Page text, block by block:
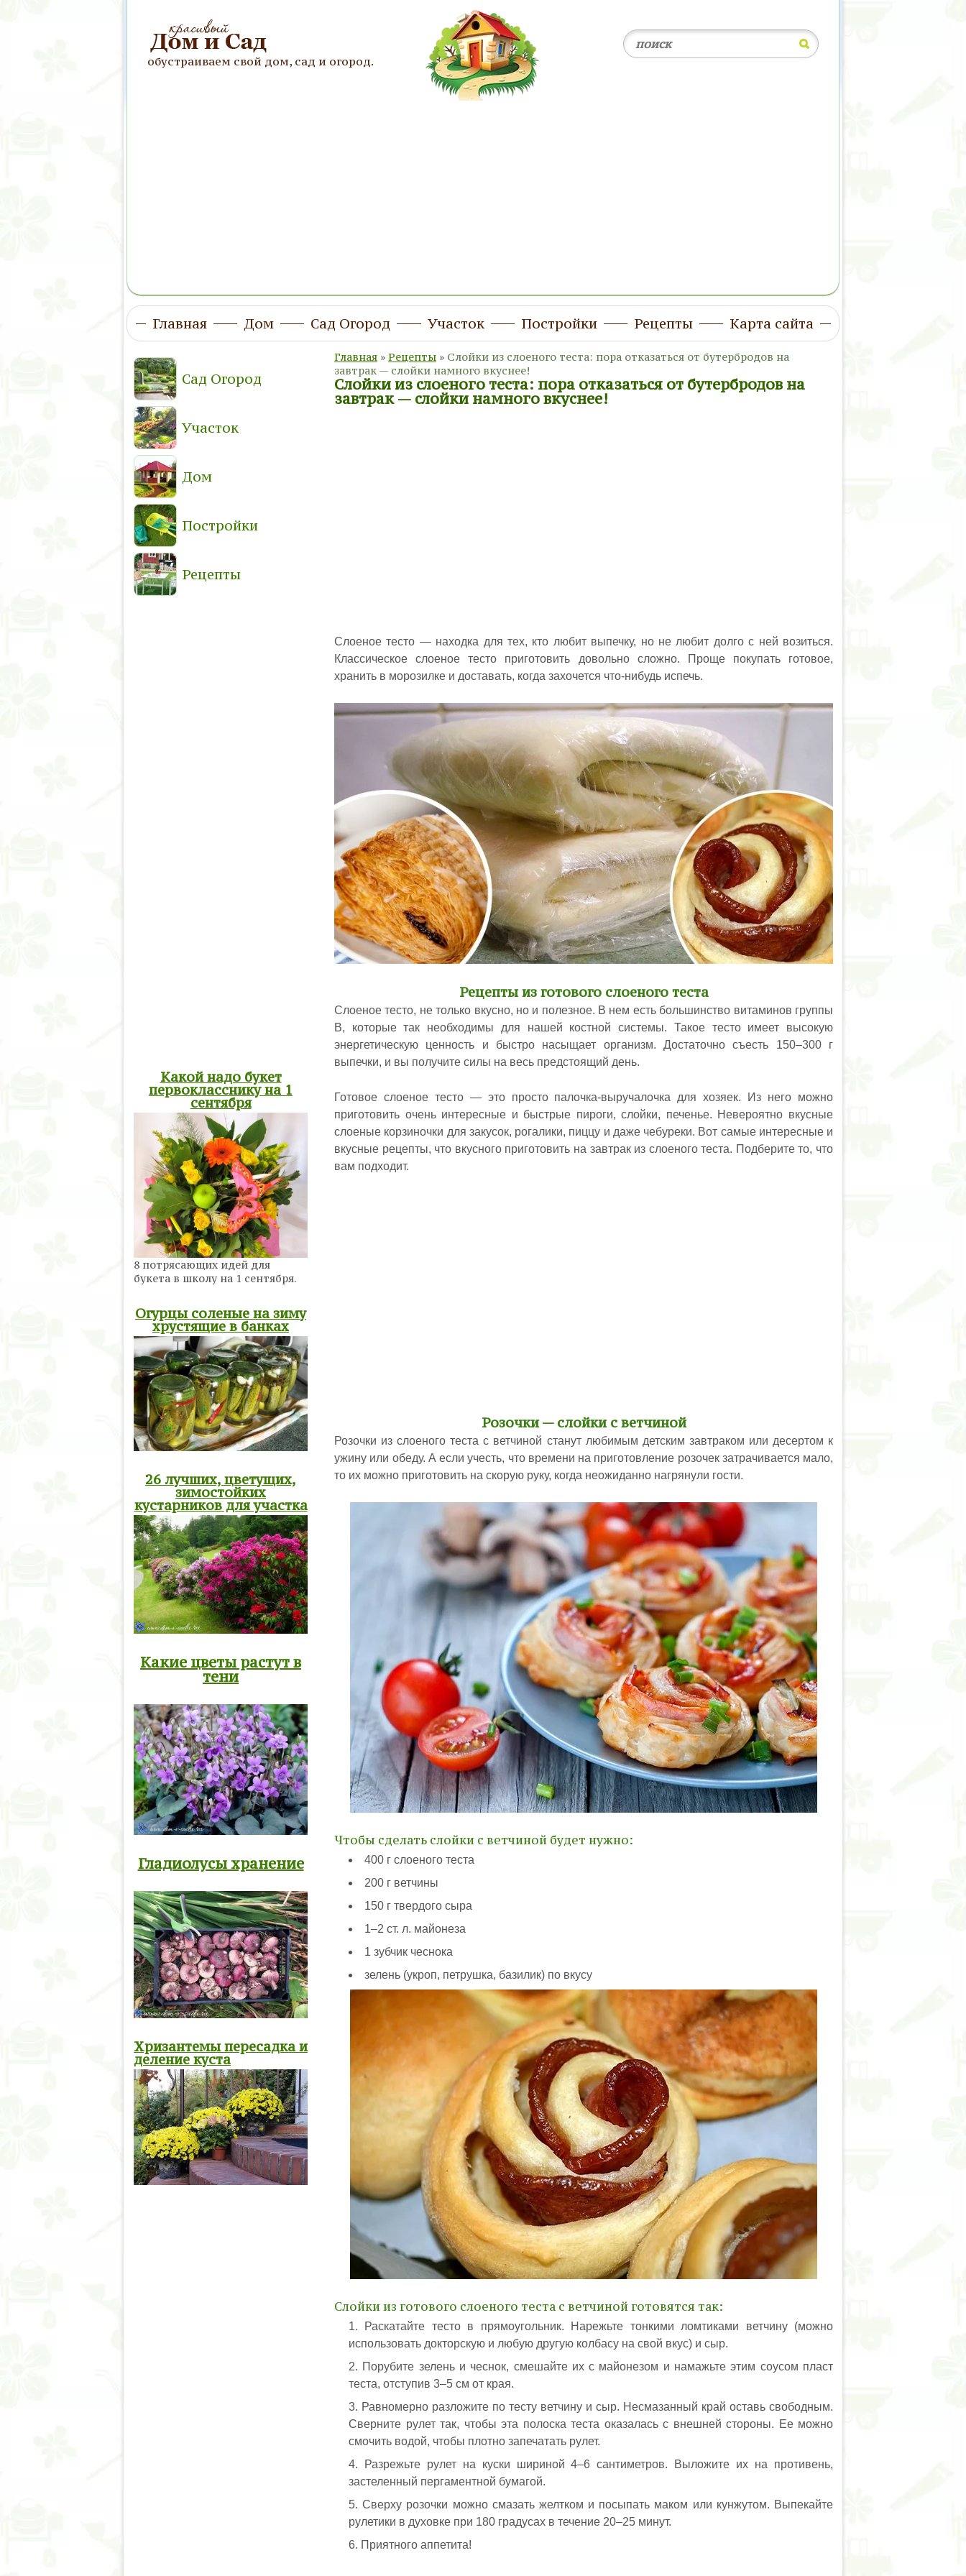
обустраиваем свой дом, сад и огород.
Главная Дом Сад Огород Участок Постройки Рецепты Карта сайта
Главная » Рецепты » Слойки из слоеного теста: пора отказаться от бутербродов на
завтрак — слойки намного вкуснее!
Слойки из слоеного теста: пора отказаться от бутербродов на
завтрак — слойки намного вкуснее!
Слоеное тесто — находка для тех, кто любит выпечку, но не любит долго с ней возиться.
Классическое слоеное тесто приготовить довольно сложно. Проще покупать готовое,
хранить в морозилке и доставать, когда захочется что-нибудь испечь.
Рецепты из готового слоеного теста
Слоеное тесто, не только вкусно, но и полезное. В нем есть большинство витаминов группы
В, которые так необходимы для нашей костной системы. Такое тесто имеет высокую
энергетическую ценность и быстро насыщает организм. Достаточно съесть 150–300 г
выпечки, и вы получите силы на весь предстоящий день.
Готовое слоеное тесто — это просто палочка-выручалочка для хозяек. Из него можно
приготовить очень интересные и быстрые пироги, слойки, печенье. Невероятно вкусные
слоеные корзиночки для закусок, рогалики, пиццу и даже чебуреки. Вот самые интересные и
вкусные рецепты, что вкусного приготовить на завтрак из слоеного теста. Подберите то, что
вам подходит.
Розочки — слойки с ветчиной
Розочки из слоеного теста с ветчиной станут любимым детским завтраком или десертом к
ужину или обеду. А если учесть, что времени на приготовление розочек затрачивается мало,
то их можно приготовить на скорую руку, когда неожиданно нагрянули гости.
Чтобы сделать слойки с ветчиной будет нужно:
400 г слоеного теста
200 г ветчины
150 г твердого сыра
1–2 ст. л. майонеза
1 зубчик чеснока
зелень (укроп, петрушка, базилик) по вкусу
Слойки из готового слоеного теста с ветчиной готовятся так:
Раскатайте тесто в прямоугольник. Нарежьте тонкими ломтиками ветчину (можно
использовать докторскую и любую другую колбасу на свой вкус) и сыр.
Порубите зелень и чеснок, смешайте их с майонезом и намажьте этим соусом пласт
теста, отступив 3–5 см от края.
Равномерно разложите по тесту ветчину и сыр. Несмазанный край оставь свободным.
Сверните рулет так, чтобы эта полоска теста оказалась с внешней стороны. Ее можно
смочить водой, чтобы плотно запечатать рулет.
Разрежьте рулет на куски шириной 4–6 сантиметров. Выложите их на противень,
застеленный пергаментной бумагой.
Сверху розочки можно смазать желтком и посыпать маком или кунжутом. Выпекайте
рулетики в духовке при 180 градусах в течение 20–25 минут.
Приятного аппетита!
Сад Огород
Участок
Дом
Постройки
Рецепты
Какой надо букет
первокласснику на 1
сентября
8 потрясающих идей для
букета в школу на 1 сентября.
Огурцы соленые на зиму
хрустящие в банках
26 лучших, цветущих,
зимостойких
кустарников для участка
Какие цветы растут в
тени
Гладиолусы хранение
Хризантемы пересадка и
деление куста